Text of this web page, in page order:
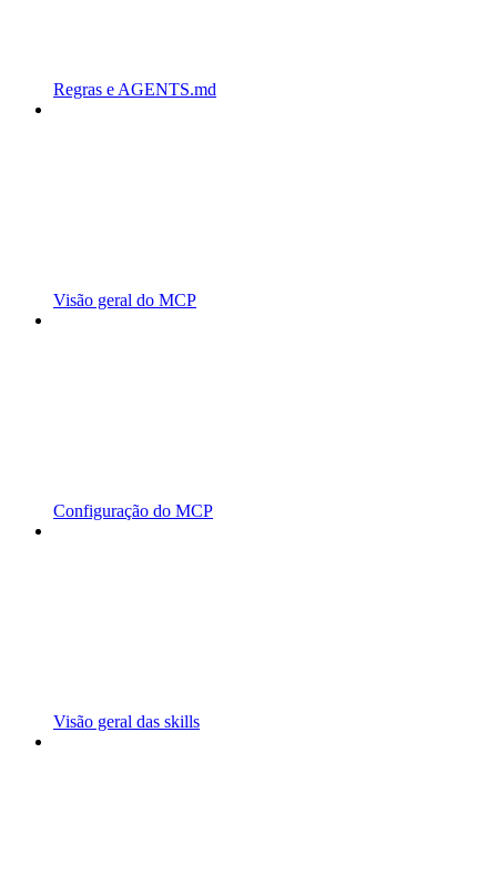
Regras e AGENTS.md
Visão geral do MCP
Configuração do MCP
Visão geral das skills